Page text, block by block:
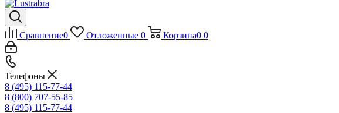
Сравнение0 Отложенные 0 Корзина0 0
Телефоны
8 (495) 115-77-44
8 (800) 707-55-85
8 (495) 115-77-44